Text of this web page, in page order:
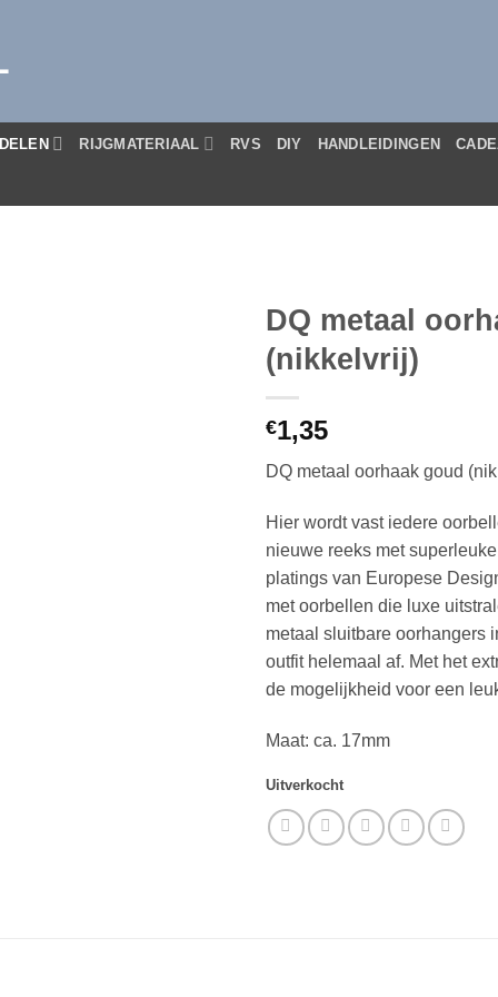
RIJGMATERIAAL RVS DIY HANDLEIDINGEN
DQ metaal
(nikkelvrij)
€1,35
DQ metaal oorhaak goud
Hier wordt vast iedere
nieuwe reeks met
platings van Europese
met oorbellen die luxe
metaal sluitbare oorhangers
outfit helemaal af. Met het
de mogelijkheid voor een
Maat: ca. 17mm
Uitverkocht